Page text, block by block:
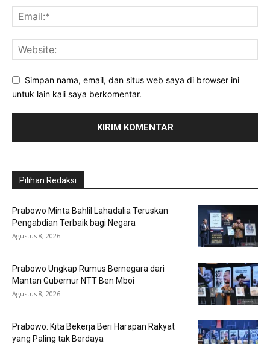
Simpan nama, email, dan situs web saya di browser ini
untuk lain kali saya berkomentar.
Pilihan Redaksi
Prabowo Minta Bahlil Lahadalia Teruskan
Pengabdian Terbaik bagi Negara
Agustus 8, 2026
Prabowo Ungkap Rumus Bernegara dari
Mantan Gubernur NTT Ben Mboi
Agustus 8, 2026
Prabowo: Kita Bekerja Beri Harapan Rakyat
yang Paling tak Berdaya